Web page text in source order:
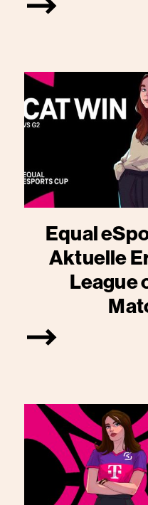
Equal
Aktuelle
League